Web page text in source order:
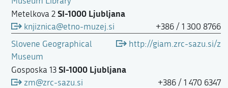
Metelkova 2 SI-1000 Ljubljana
+386 / 1 300 8766
knjiznica@etno-muzej.si
http://giam.zrc-sazu.si/
Slovene Geographical
Museum
Gosposka 13 SI-1000 Ljubljana
+386 / 1 470 6347
zm@zrc-sazu.si